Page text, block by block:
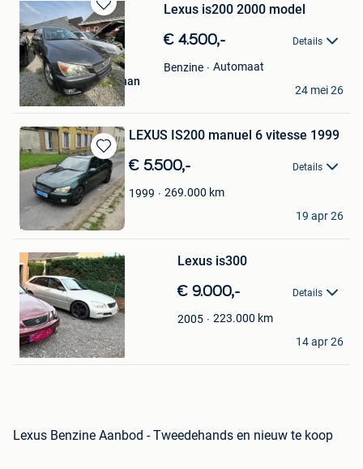
Bewaren
in
Mijn
Favorieten
Lexus is200 2000 model
€ 4.500,- Details
Benzine
Automaat
Mohammed kashi Khan
Gent
24 mei 26
Bewaren
in
Mijn
Favorieten
LEXUS IS200 manuel 6 vitesse 1999
€ 5.500,- Details
1999 269.000 km
mikha77
Paris
19 apr 26
Bewaren
Mijn
Favorieten
Lexus is300
€ 9.000,- Details
2005 223.000 km
Bita Zaile
Quievrain
14 apr 26
Lexus Benzine Aanbod - Tweedehands en nieuw te koop